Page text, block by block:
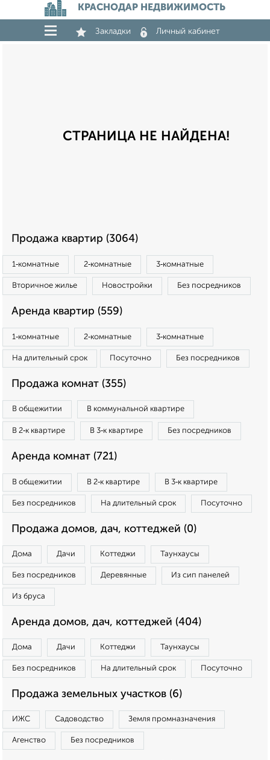
КРАСНОДАР НЕДВИЖИМОСТЬ
Закладки Личный кабинет
СТРАНИЦА НЕ НАЙДЕНА!
Продажа квартир (3064)
1‑комнатные 2‑комнатные 3‑комнатные
Вторичное жилье Новостройки Без посредников
Аренда квартир (559)
1‑комнатные 2‑комнатные 3‑комнатные
На длительный срок Посуточно Без посредников
Продажа комнат (355)
В общежитии В коммунальной квартире
В 2‑к квартире В 3‑к квартире Без посредников
Аренда комнат (721)
В общежитии В 2‑к квартире В 3‑к квартире
Без посредников На длительный срок Посуточно
Продажа домов, дач, коттеджей (0)
Дома Дачи Коттеджи Таунхаусы
Без посредников Деревянные Из сип панелей
Из бруса
Аренда домов, дач, коттеджей (404)
Дома Дачи Коттеджи Таунхаусы
Без посредников На длительный срок Посуточно
Продажа земельных участков (6)
ИЖС Садоводство Земля промназначения
Агенство Без посредников